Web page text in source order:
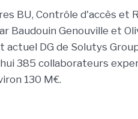
BU, Contrôle d'accès et
Baudouin Genouville et
actuel DG de Solutys
385 collaborateurs
130 M€.